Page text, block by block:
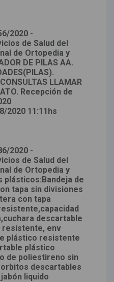
2020 -
de Salud del
de Ortopedia y
DE PILAS AA.
LLAMAR
Recepción de
2020 11:11hs
2020 -
de Salud del
de Ortopedia y
plásticos:Bandeja de
tapa sin divisiones
con tapa
descartable
resistente, env
plástico resistente
plástico
de poliestireno sin
descartables
liquido